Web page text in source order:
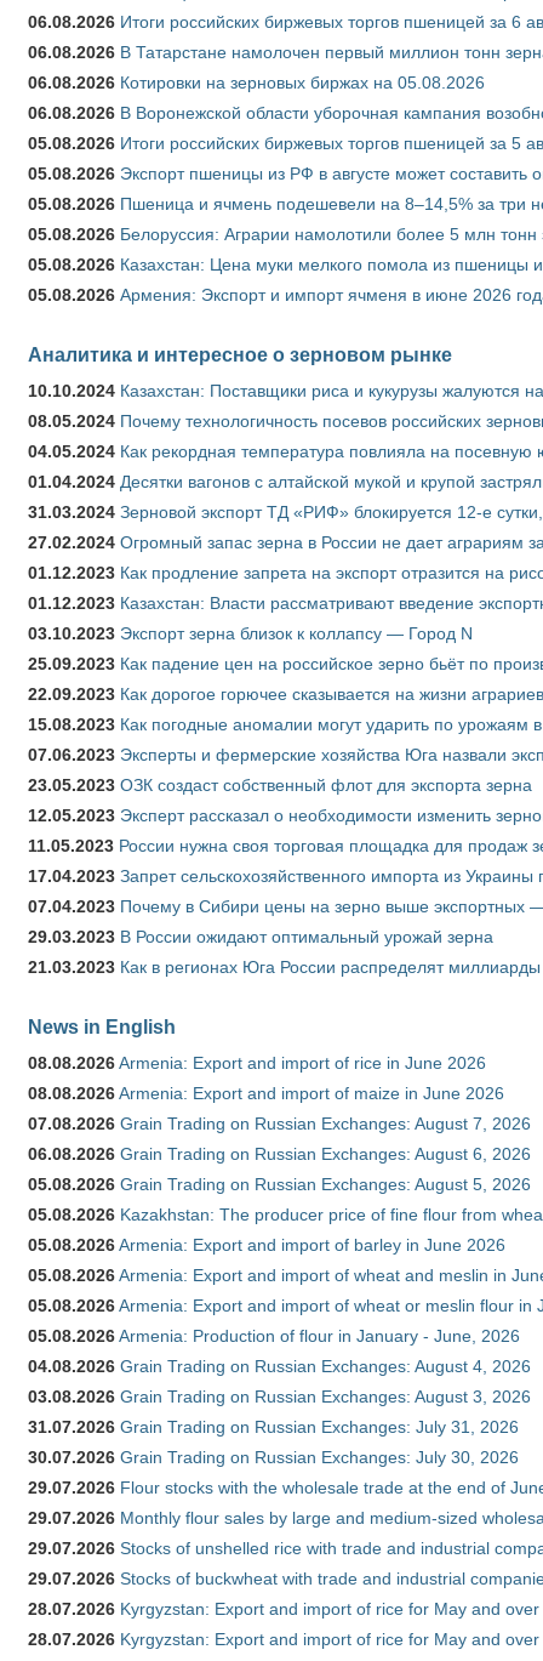
06.08.2026 Итоги российских биржевых торгов пшеницей за 6
06.08.2026 В Татарстане намолочен первый миллион тонн
06.08.2026 Котировки на зерновых биржах на 05.08.2026
06.08.2026 В Воронежской области уборочная кампания
05.08.2026 Итоги российских биржевых торгов пшеницей за 5
05.08.2026 Экспорт пшеницы из РФ в августе может составить
05.08.2026 Пшеница и ячмень подешевели на 8–14,5% за три
05.08.2026 Белоруссия: Аграрии намолотили более 5 млн тонн
05.08.2026 Казахстан: Цена муки мелкого помола из пшеницы
05.08.2026 Армения: Экспорт и импорт ячменя в июне 2026
Аналитика и интересное о зерновом рынке
10.10.2024 Казахстан: Поставщики риса и кукурузы жалуются
08.05.2024 Почему технологичность посевов российских
04.05.2024 Как рекордная температура повлияла на
01.04.2024 Десятки вагонов с алтайской мукой и крупой
31.03.2024 Зерновой экспорт ТД «РИФ» блокируется 12-е
27.02.2024 Огромный запас зерна в России не дает аграриям
01.12.2023 Как продление запрета на экспорт отразится на
01.12.2023 Казахстан: Власти рассматривают введение
03.10.2023 Экспорт зерна близок к коллапсу — Город N
25.09.2023 Как падение цен на российское зерно бьёт по
22.09.2023 Как дорогое горючее сказывается на жизни аграриев
15.08.2023 Как погодные аномалии могут ударить по урожаям
07.06.2023 Эксперты и фермерские хозяйства Юга назвали
23.05.2023 ОЗК создаст собственный флот для экспорта зерна
12.05.2023 Эксперт рассказал о необходимости изменить
11.05.2023 России нужна своя торговая площадка для продаж
17.04.2023 Запрет сельскохозяйственного импорта из
07.04.2023 Почему в Сибири цены на зерно выше экспортных
29.03.2023 В России ожидают оптимальный урожай зерна
21.03.2023 Как в регионах Юга России распределят
News in English
08.08.2026Armenia: Export and import of rice in June 2026
08.08.2026Armenia: Export and import of maize in June 2026
07.08.2026 Grain Trading on Russian Exchanges: August 7, 2026
06.08.2026 Grain Trading on Russian Exchanges: August 6, 2026
05.08.2026 Grain Trading on Russian Exchanges: August 5, 2026
05.08.2026 Kazakhstan: The producer price of fine flour from
05.08.2026Armenia: Export and import of barley in June 2026
05.08.2026Armenia: Export and import of wheat and meslin in
05.08.2026Armenia: Export and import of wheat or meslin flour in
05.08.2026Armenia: Production of flour in January - June, 2026
04.08.2026 Grain Trading on Russian Exchanges: August 4, 2026
03.08.2026 Grain Trading on Russian Exchanges: August 3, 2026
31.07.2026 Grain Trading on Russian Exchanges: July 31, 2026
30.07.2026 Grain Trading on Russian Exchanges: July 30, 2026
29.07.2026 Flour stocks with the wholesale trade at the end of
29.07.2026 Monthly flour sales by large and medium-sized
29.07.2026 Stocks of unshelled rice with trade and industrial
29.07.2026 Stocks of buckwheat with trade and industrial
28.07.2026 Kyrgyzstan: Export and import of rice for May and
28.07.2026 Kyrgyzstan: Export and import of rice for May and